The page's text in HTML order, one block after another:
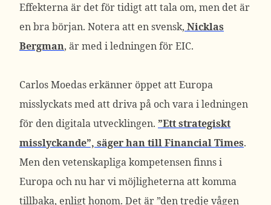
Effekterna är det för tidigt att tala om, men det är
en bra början. Notera att en svensk, Nicklas
Bergman, är med i ledningen för EIC.
Carlos Moedas erkänner öppet att Europa
misslyckats med att driva på och vara i ledningen
för den digitala utvecklingen. ”Ett strategiskt
misslyckande”, säger han till Financial Times.
Men den vetenskapliga kompetensen finns i
Europa och nu har vi möjligheterna att komma
tillbaka, enligt honom. Det är ”den tredje vågen